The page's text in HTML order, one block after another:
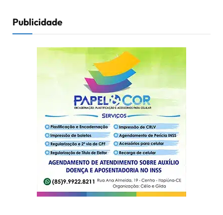
Publicidade